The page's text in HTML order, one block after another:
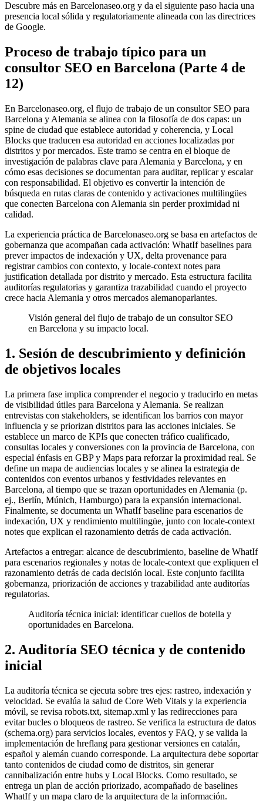
Descubre más en Barcelonaseo.org y da el siguiente paso hacia una
presencia local sólida y regulatoriamente alineada con las directrices
de Google.
Proceso de trabajo típico para un
consultor SEO en Barcelona (Parte 4 de
12)
En Barcelonaseo.org, el flujo de trabajo de un consultor SEO para
Barcelona y Alemania se alinea con la filosofía de dos capas: un
spine de ciudad que establece autoridad y coherencia, y Local
Blocks que traducen esa autoridad en acciones localizadas por
distritos y por mercados. Este tramo se centra en el bloque de
investigación de palabras clave para Alemania y Barcelona, y en
cómo esas decisiones se documentan para auditar, replicar y escalar
con responsabilidad. El objetivo es convertir la intención de
búsqueda en rutas claras de contenido y activaciones multilingües
que conecten Barcelona con Alemania sin perder proximidad ni
calidad.
La experiencia práctica de Barcelonaseo.org se basa en artefactos de
gobernanza que acompañan cada activación: WhatIf baselines para
prever impactos de indexación y UX, delta provenance para
registrar cambios con contexto, y locale-context notes para
justification detallada por distrito y mercado. Esta estructura facilita
auditorías regulatorias y garantiza trazabilidad cuando el proyecto
crece hacia Alemania y otros mercados alemanoparlantes.
Visión general del flujo de trabajo de un consultor SEO
en Barcelona y su impacto local.
1. Sesión de descubrimiento y definición
de objetivos locales
La primera fase implica comprender el negocio y traducirlo en metas
de visibilidad útiles para Barcelona y Alemania. Se realizan
entrevistas con stakeholders, se identifican los barrios con mayor
influencia y se priorizan distritos para las acciones iniciales. Se
establece un marco de KPIs que conecten tráfico cualificado,
consultas locales y conversiones con la provincia de Barcelona, con
especial énfasis en GBP y Maps para reforzar la proximidad real. Se
define un mapa de audiencias locales y se alinea la estrategia de
contenidos con eventos urbanos y festividades relevantes en
Barcelona, al tiempo que se trazan oportunidades en Alemania (p.
ej., Berlín, Múnich, Hamburgo) para la expansión internacional.
Finalmente, se documenta un WhatIf baseline para escenarios de
indexación, UX y rendimiento multilingüe, junto con locale-context
notes que explican el razonamiento detrás de cada activación.
Artefactos a entregar: alcance de descubrimiento, baseline de WhatIf
para escenarios regionales y notas de locale-context que expliquen el
razonamiento detrás de cada decisión local. Este conjunto facilita
gobernanza, priorización de acciones y trazabilidad ante auditorías
regulatorias.
Auditoría técnica inicial: identificar cuellos de botella y
oportunidades en Barcelona.
2. Auditoría SEO técnica y de contenido
inicial
La auditoría técnica se ejecuta sobre tres ejes: rastreo, indexación y
velocidad. Se evalúa la salud de Core Web Vitals y la experiencia
móvil, se revisa robots.txt, sitemap.xml y las redirecciones para
evitar bucles o bloqueos de rastreo. Se verifica la estructura de datos
(schema.org) para servicios locales, eventos y FAQ, y se valida la
implementación de hreflang para gestionar versiones en catalán,
español y alemán cuando corresponde. La arquitectura debe soportar
tanto contenidos de ciudad como de distritos, sin generar
cannibalización entre hubs y Local Blocks. Como resultado, se
entrega un plan de acción priorizado, acompañado de baselines
WhatIf y un mapa claro de la arquitectura de la información.